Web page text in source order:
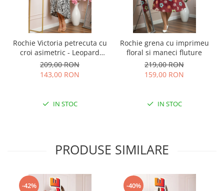
Rochie Victoria petrecuta cu
croi asimetric - Leopard
Snow
209,00 RON
143,00 RON
IN STOC
Rochie grena cu imprimeu
floral si maneci fluture
219,00 RON
159,00 RON
IN STOC
PRODUSE SIMILARE
-42% -40%